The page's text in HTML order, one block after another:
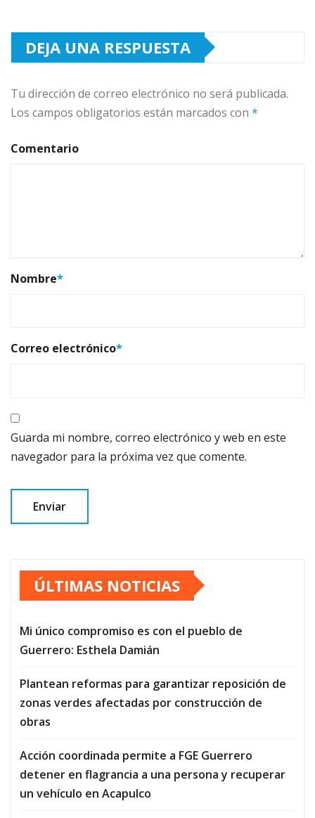
DEJA UNA RESPUESTA
Tu dirección de correo electrónico no será publicada.
Los campos obligatorios están marcados con *
Comentario
Nombre*
Correo electrónico*
Guarda mi nombre, correo electrónico y web en este
navegador para la próxima vez que comente.
ÚLTIMAS NOTICIAS
Mi único compromiso es con el pueblo de
Guerrero: Esthela Damián
Plantean reformas para garantizar reposición de
zonas verdes afectadas por construcción de
obras
Acción coordinada permite a FGE Guerrero
detener en flagrancia a una persona y recuperar
un vehículo en Acapulco